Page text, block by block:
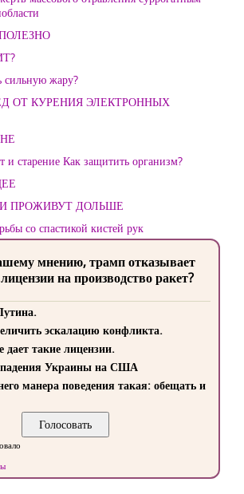
сильную жару?
ОТ КУРЕНИЯ ЭЛЕКТРОННЫХ
и старение Как защитить организм?
ПРОЖИВУТ ДОЛЬШЕ
со спастикой кистей рук
мнению, трамп отказывает
на производство ракет?
эскалацию конфликта.
такие лицензии.
Украины на США
манера поведения такая: обещать и